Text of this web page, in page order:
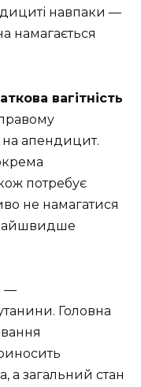
навпаки —
намагається
вагітність
апендицит.
потребує
не намагатися
—
Головна
а загальний стан